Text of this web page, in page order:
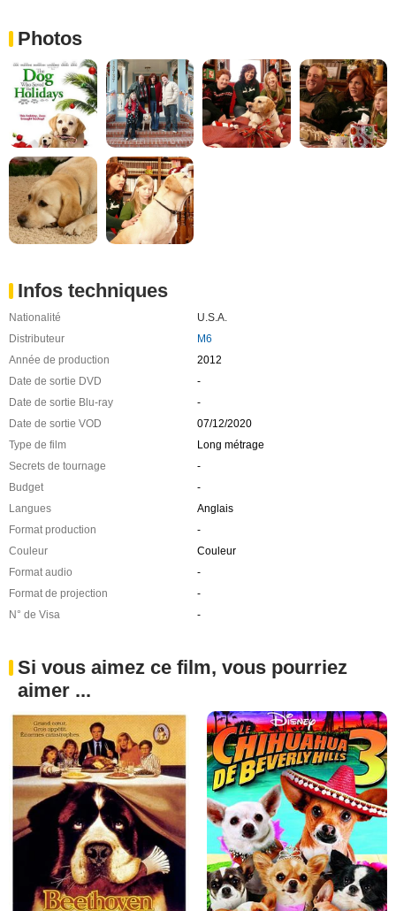
Photos
Infos techniques
Nationalité
U.S.A.
Distributeur
M6
Année de production
2012
Date de sortie DVD
-
Date de sortie Blu-ray
-
Date de sortie VOD
07/12/2020
Type de film
Long métrage
Secrets de tournage
-
Budget
-
Langues
Anglais
Format production
-
Couleur
Couleur
Format audio
-
Format de projection
-
N° de Visa
-
Si vous aimez ce film, vous pourriez
aimer ...